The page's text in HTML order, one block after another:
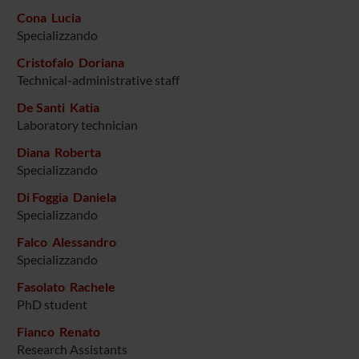
Cona Lucia
Specializzando
Cristofalo Doriana
Technical-administrative staff
De Santi Katia
Laboratory technician
Diana Roberta
Specializzando
Di Foggia Daniela
Specializzando
Falco Alessandro
Specializzando
Fasolato Rachele
PhD student
Fianco Renato
Research Assistants